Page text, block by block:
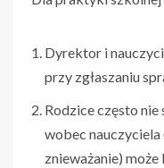
Dyrektor i
przy zgłaszaniu
Rodzice często nie
wobec nauczyciela
znieważanie)